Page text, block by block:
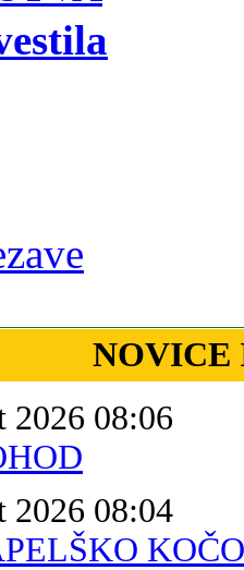
NOVICE
2026 08:06
2026 08:04
KOČO